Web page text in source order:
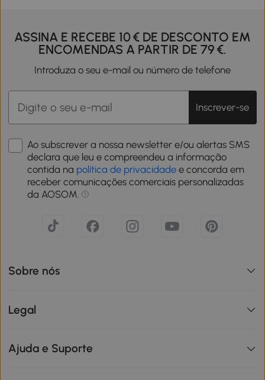
ASSINA E RECEBE 10 € DE DESCONTO EM
ENCOMENDAS A PARTIR DE 79 €.
Introduza o seu e-mail ou número de telefone
Inscrever-se
Ao subscrever a nossa newsletter e/ou alertas SMS
declara que leu e compreendeu a informação
contida na política de privacidade e concorda em
receber comunicações comerciais personalizadas
da AOSOM.
Sobre nós
Legal
Ajuda e Suporte